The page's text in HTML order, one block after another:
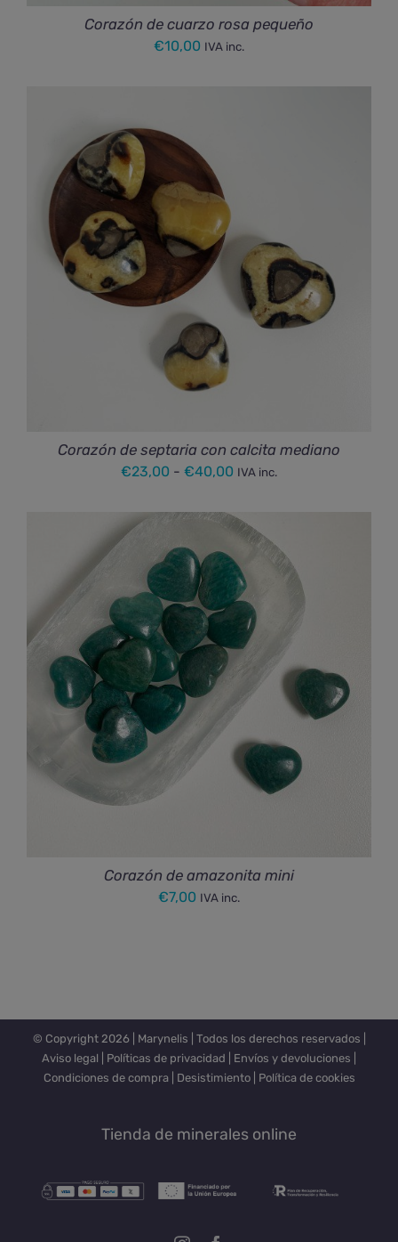
Corazón de cuarzo rosa pequeño
€10,00 IVA inc.
Corazón de septaria con calcita mediano
€23,00 - €40,00 Rango
precios:
desde
€23,00
hasta
€40,00
IVA inc.
Corazón de amazonita mini
€7,00 IVA inc.
© Copyright 2026 | Marynelis | Todos los derechos reservados |
Aviso legal
Políticas de privacidad Envíos y devoluciones
Condiciones de compra| Desistimiento| Política de cookies
Tienda de minerales online